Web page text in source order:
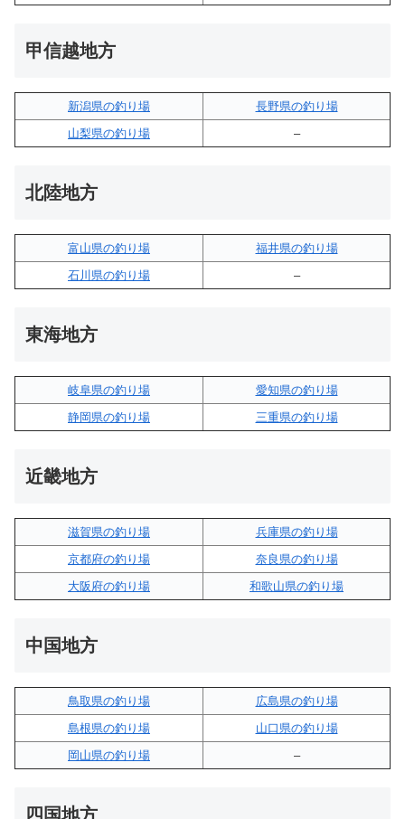
甲信越地方
新潟県の釣り場
長野県の釣り場
山梨県の釣り場
–
北陸地方
富山県の釣り場
福井県の釣り場
石川県の釣り場
–
東海地方
岐阜県の釣り場
愛知県の釣り場
静岡県の釣り場
三重県の釣り場
近畿地方
滋賀県の釣り場
兵庫県の釣り場
京都府の釣り場
奈良県の釣り場
大阪府の釣り場
和歌山県の釣り場
中国地方
鳥取県の釣り場
広島県の釣り場
島根県の釣り場
山口県の釣り場
岡山県の釣り場
–
四国地方